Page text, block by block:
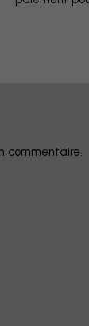
commentaire.